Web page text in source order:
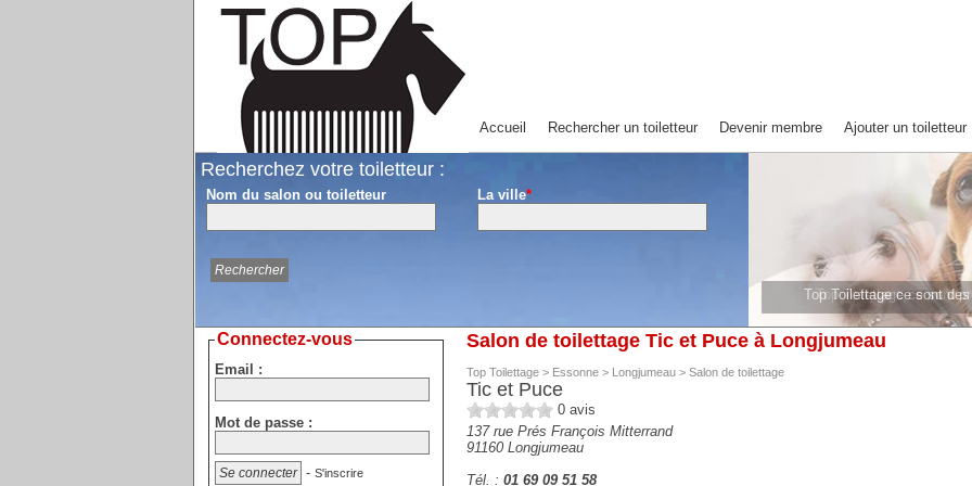
Accueil Rechercher un toiletteur Devenir membre Ajouter un toiletteur
Recherchez votre toiletteur :
Nom du salon ou toiletteur La ville*
Top Toilettage ce sont
Top Toilettage ce sont
Salon de toilettage Tic et Puce à Longjumeau
Top Toilettage> Essonne> Longjumeau> Salon de toilettage
Tic et Puce
0avis
137 rue Prés François Mitterrand
91160 Longjumeau
Tél. : 01 69 09 51 58
Connectez-vous
Email :
Mot de passe :
- S'inscrire